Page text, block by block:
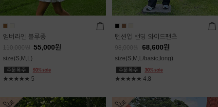
엠버라인 블루종
110,000 55,000원
size(S,M,L)
★★★★★ 5
텐션업 밴딩 와이드팬츠
98,000 68,600원
size(S,M,L/basic,long)
★★★★★ 4.8